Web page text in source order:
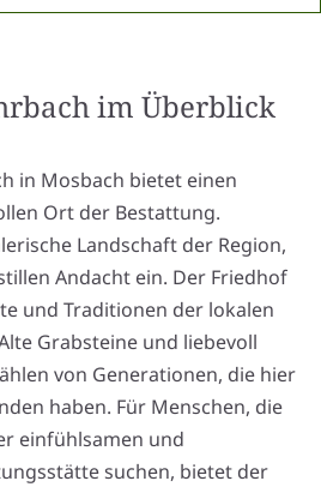
im Überblick
in Mosbach bietet einen
Ort der Bestattung.
Landschaft der Region,
Andacht ein. Der Friedhof
und Traditionen der lokalen
Grabsteine und liebevoll
von Generationen, die hier
haben. Für Menschen, die
einfühlsamen und
suchen, bietet der